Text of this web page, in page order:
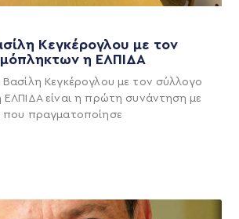
Κεγκέρογλου με τον
η ΕΛΠΙΔΑ
Κεγκέρογλου με τον σύλλογο
είναι η πρώτη συνάντηση με
που πραγματοποίησε